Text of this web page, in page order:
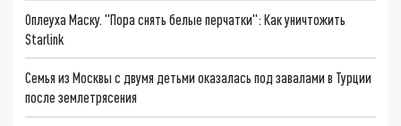
Оплеуха Маску. "Пора снять белые перчатки": Как уничтожить
Starlink
Семья из Москвы с двумя детьми оказалась под завалами в Турции
после землетрясения